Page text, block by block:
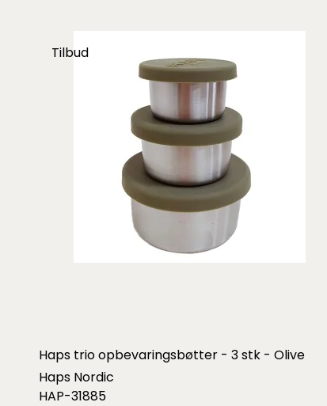
Tilbud
Haps trio opbevaringsbøtter - 3 stk - Olive
Haps Nordic
HAP-31885